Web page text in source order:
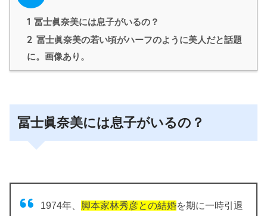
1 冨士眞奈美には息子がいるの？
2 冨士眞奈美の若い頃がハーフのように美人だと話題
に。画像あり。
冨士眞奈美には息子がいるの？
1974年、 脚本家林秀彦との結婚を期に一時引退